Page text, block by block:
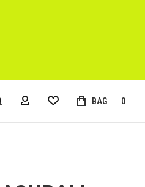
MY ACCOUNT BAG 0